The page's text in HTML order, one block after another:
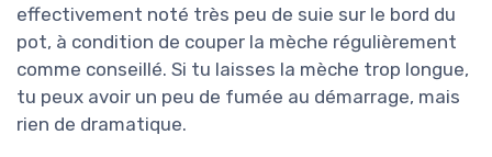
effectivement noté très peu de suie sur le bord du
pot, à condition de couper la mèche régulièrement
comme conseillé. Si tu laisses la mèche trop longue,
tu peux avoir un peu de fumée au démarrage, mais
rien de dramatique.